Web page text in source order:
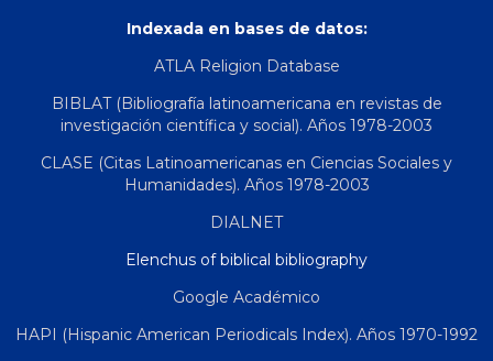
Indexada en bases de datos:
ATLA Religion Database
BIBLAT (Bibliografía latinoamericana en revistas de
investigación científica y social). Años 1978-2003
CLASE (Citas Latinoamericanas en Ciencias Sociales y
Humanidades). Años 1978-2003
DIALNET
Elenchus of biblical bibliography
Google Académico
HAPI (Hispanic American Periodicals Index). Años 1970-1992